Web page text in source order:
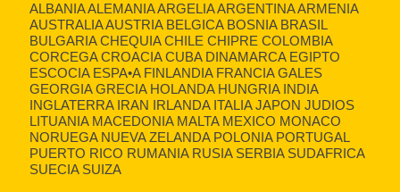
ALBANIA ALEMANIA ARGELIA ARGENTINA ARMENIA
AUSTRALIA AUSTRIA BELGICA BOSNIA BRASIL
BULGARIA CHEQUIA CHILE CHIPRE COLOMBIA
CORCEGA CROACIA CUBA DINAMARCA EGIPTO
ESCOCIA ESPA•A FINLANDIA FRANCIA GALES
GEORGIA GRECIA HOLANDA HUNGRIA INDIA
INGLATERRA IRAN IRLANDA ITALIA JAPON JUDIOS
LITUANIA MACEDONIA MALTA MEXICO MONACO
NORUEGA NUEVA ZELANDA POLONIA PORTUGAL
PUERTO RICO RUMANIA RUSIA SERBIA SUDAFRICA
SUECIA SUIZA